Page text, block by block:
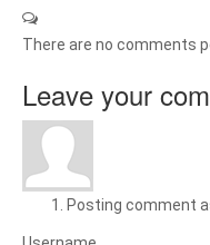
There are no comments
Leave your
Posting comment